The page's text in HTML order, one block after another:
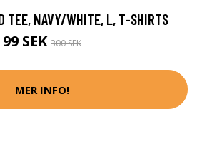
TEE, NAVY/WHITE, L, T-SHIRTS
99 SEK 300 SEK
MER INFO!